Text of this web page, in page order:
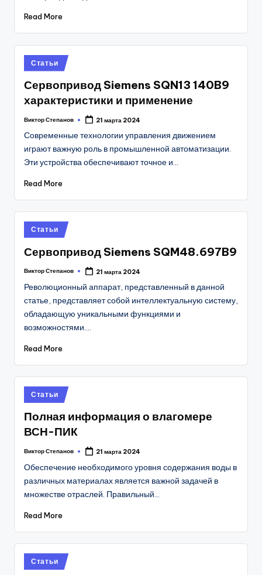
Read More
Posted
in
Статьи
Сервопривод Siemens SQN13 140B9
характеристики и применение
Posted
Виктор Степанов 21 марта 2024
Современные технологии управления движением
играют важную роль в промышленной автоматизации.
Эти устройства обеспечивают точное и…
Read More
Posted
in
Статьи
Сервопривод Siemens SQM48.697B9
Posted
Виктор Степанов 21 марта 2024
Революционный аппарат, представленный в данной
статье, представляет собой интеллектуальную систему,
обладающую уникальными функциями и
возможностями.…
Read More
Posted
in
Статьи
Полная информация о влагомере
ВСН-ПИК
Posted
Виктор Степанов 21 марта 2024
Обеспечение необходимого уровня содержания воды в
различных материалах является важной задачей в
множестве отраслей. Правильный…
Read More
Posted
in
Статьи